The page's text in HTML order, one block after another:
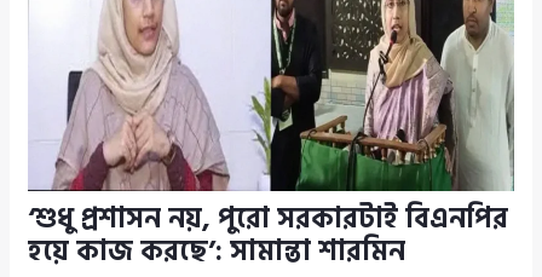
‘শুধু প্রশাসন নয়, পুরো সরকারটাই বিএনপির
হয়ে কাজ করছে’: সামান্তা শারমিন